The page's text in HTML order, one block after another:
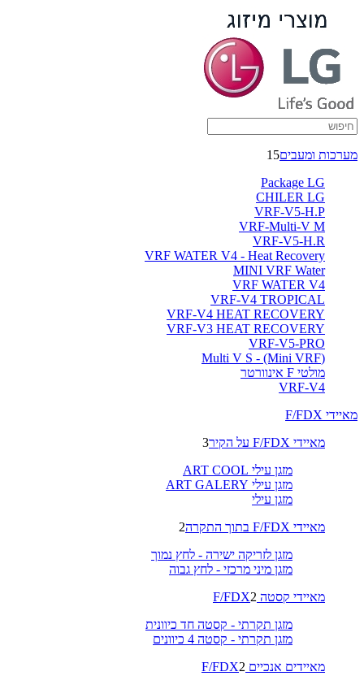
מערכות ומעבים15
Package LG
CHILER LG
VRF-V5-H.P
VRF-Multi-V M
VRF-V5-H.R
VRF WATER V4 - Heat Recovery
MINI VRF Water
VRF WATER V4
VRF-V4 TROPICAL
VRF-V4 HEAT RECOVERY
VRF-V3 HEAT RECOVERY
VRF-V5-PRO
(Multi V S - (Mini VRF
מולטי F אינוורטר
VRF-V4
מאיידי F/FDX
מאיידי F/FDX על הקיר
3
מזגן עילי ART COOL
מזגן עילי ART GALERY
מזגן עילי
מאיידי F/FDX בתוך התקרה
2
מזגן לזריקה ישירה - לחץ נמוך
מזגן מיני מרכזי - לחץ גבוה
מאיידי קסטה F/FDX 2
מזגן תקרתי - קסטה חד כיוונית
מזגן תקרתי - קסטה 4 כיוונים
מאיידים אנכיים F/FDX 2